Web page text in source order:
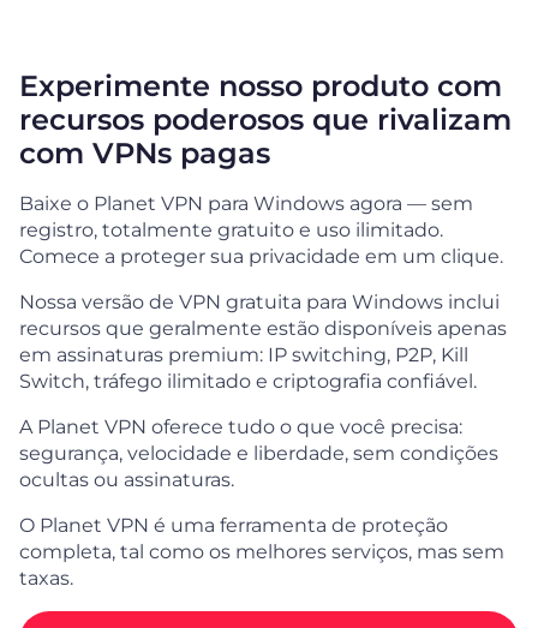
Experimente nosso produto com
recursos poderosos que rivalizam
com VPNs pagas
Baixe o Planet VPN para Windows agora — sem
registro, totalmente gratuito e uso ilimitado.
Comece a proteger sua privacidade em um clique.
Nossa versão de VPN gratuita para Windows inclui
recursos que geralmente estão disponíveis apenas
em assinaturas premium: IP switching, P2P, Kill
Switch, tráfego ilimitado e criptografia confiável.
A Planet VPN oferece tudo o que você precisa:
segurança, velocidade e liberdade, sem condições
ocultas ou assinaturas.
O Planet VPN é uma ferramenta de proteção
completa, tal como os melhores serviços, mas sem
taxas.